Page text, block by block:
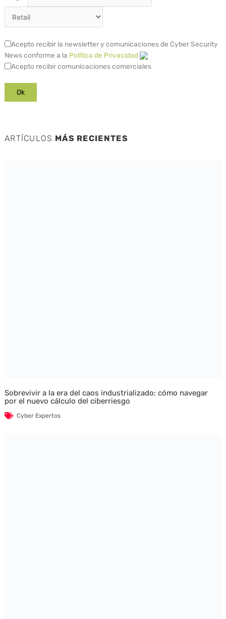
Acepto recibir la newsletter y comunicaciones de Cyber Security
News conforme a la Política de Privacidad
Acepto recibir comunicaciones comerciales
ARTÍCULOS MÁS RECIENTES
Sobrevivir a la era del caos industrializado: cómo navegar
por el nuevo cálculo del ciberriesgo
Cyber Expertos